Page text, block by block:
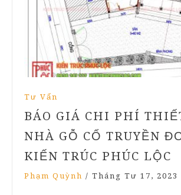
Tư Vấn
BÁO GIÁ CHI PHÍ
NHÀ GỖ CỔ TRUYỀN
KIẾN TRÚC PHÚC LỘC
Phạm Quỳnh / Tháng Tư 17, 2023